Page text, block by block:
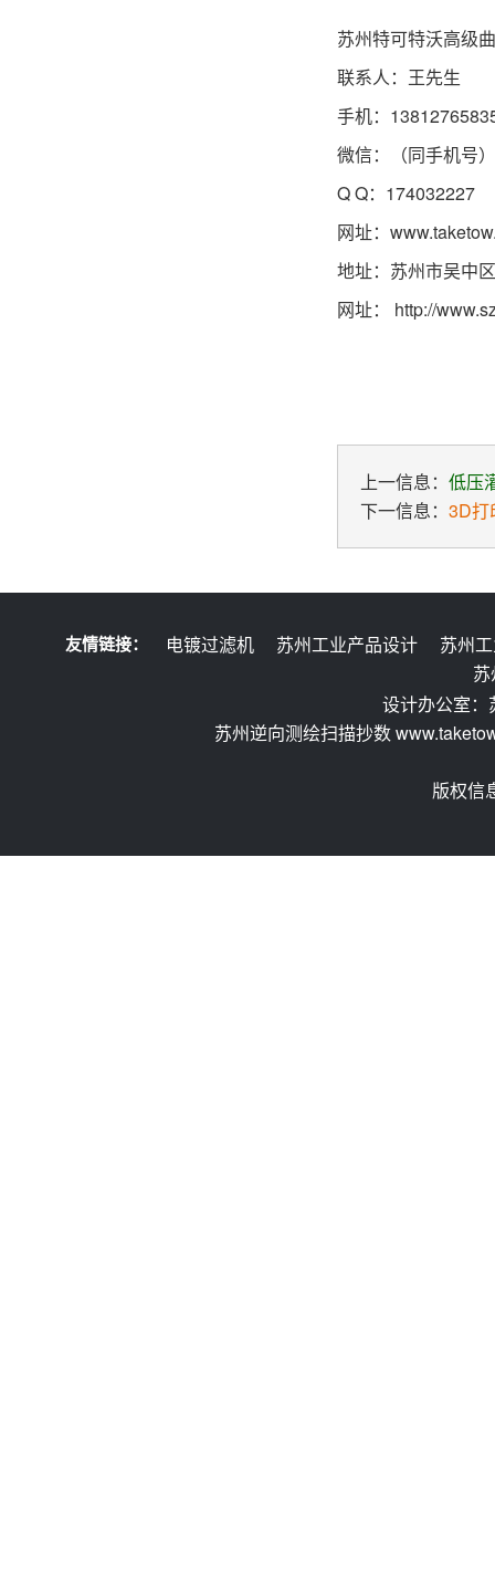
苏州特可特沃高级
联系人：王先生
手机：
微信：（同手机号）
Q Q：174032227
网址：
地址：苏州市吴中
网址： http://
上一信息： 低压
下一信息： 3D打
友情链接： 电镀过滤机 苏州工业产品设计
苏州
设计办公室
苏州逆向测绘扫描抄数
版权信